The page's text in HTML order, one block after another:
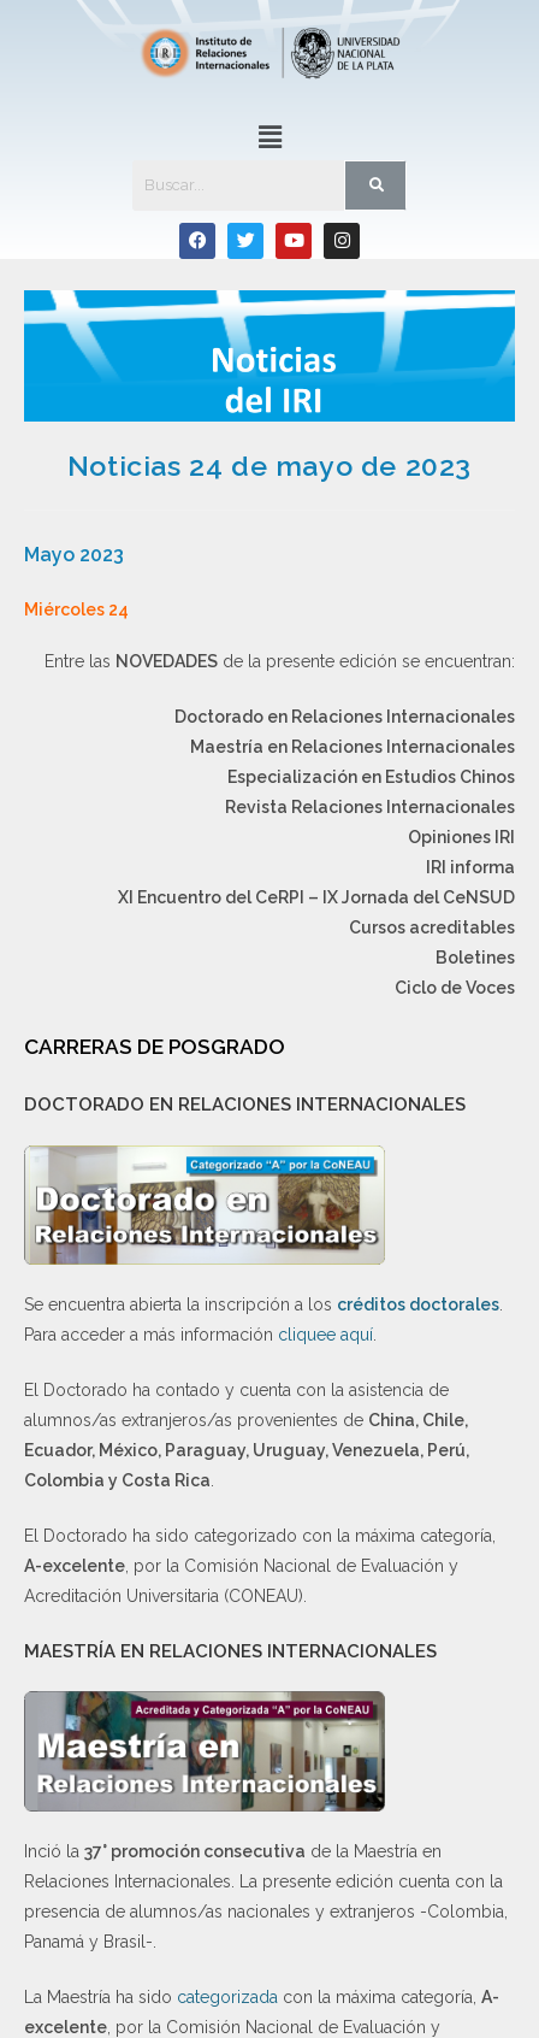
Noticias 24 de mayo de 2023
Mayo 2023
Miércoles 24
Entre las NOVEDADES de la presente edición se encuentran:
Doctorado en Relaciones Internacionales
Maestría en Relaciones Internacionales
Especialización en Estudios Chinos
Revista Relaciones Internacionales
Opiniones IRI
IRI informa
XI Encuentro del CeRPI – IX Jornada del CeNSUD
Cursos acreditables
Boletines
Ciclo de Voces
CARRERAS DE POSGRADO
DOCTORADO EN RELACIONES INTERNACIONALES
Se encuentra abierta la inscripción a los créditos doctorales.
Para acceder a más información cliquee aquí.
El Doctorado ha contado y cuenta con la asistencia de
alumnos/as extranjeros/as provenientes de China, Chile,
Ecuador, México, Paraguay, Uruguay, Venezuela, Perú,
Colombia y Costa Rica.
El Doctorado ha sido categorizado con la máxima categoría,
A-excelente, por la Comisión Nacional de Evaluación y
Acreditación Universitaria (CONEAU).
MAESTRÍA EN RELACIONES INTERNACIONALES
Inció la 37° promoción consecutiva de la Maestría en
Relaciones Internacionales. La presente edición cuenta con la
presencia de alumnos/as nacionales y extranjeros -Colombia,
Panamá y Brasil-.
La Maestría ha sido categorizada con la máxima categoría, A-
excelente , por la Comisión Nacional de Evaluación y